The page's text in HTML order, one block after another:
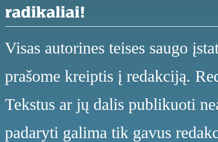
Visas autorines teises saugo
prašome kreiptis į redakciją.
Tekstus ar jų dalis publikuoti
padaryti galima tik gavus